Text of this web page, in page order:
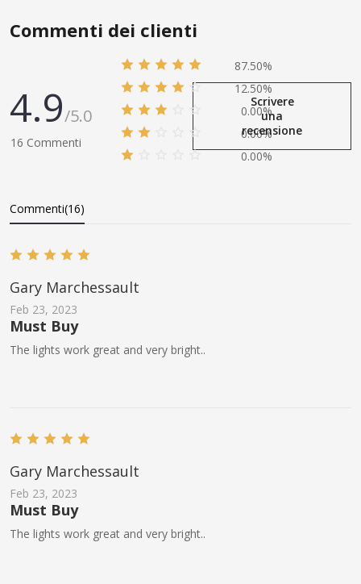
Commenti dei clienti
4.9/5.0
16 Commenti
87.50%
12.50%
0.00%
0.00%
0.00%
Scrivere
una
recensione
Commenti(16)
Gary Marchessault
Feb 23, 2023
Must Buy
The lights work great and very bright..
Gary Marchessault
Feb 23, 2023
Must Buy
The lights work great and very bright..